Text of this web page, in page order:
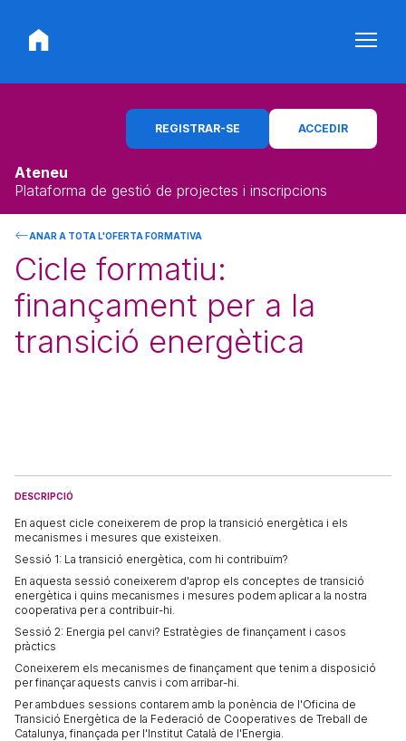
Ateneu
Plataforma de gestió de projectes i inscripcions
REGISTRAR-SE ACCEDIR
ANAR A TOTA L'OFERTA FORMATIVA
Cicle formatiu:
finançament per a la
transició energètica
DESCRIPCIÓ
En aquest cicle coneixerem de prop la transició energètica i els
mecanismes i mesures que existeixen.
Sessió 1: La transició energètica, com hi contribuïm?
En aquesta sessió coneixerem d'aprop els conceptes de transició
energètica i quins mecanismes i mesures podem aplicar a la nostra
cooperativa per a contribuir-hi.
Sessió 2: Energia pel canvi? Estratègies de finançament i casos
pràctics
Coneixerem els mecanismes de finançament que tenim a disposició
per finançar aquests canvis i com arribar-hi.
Per ambdues sessions contarem amb la ponència de l'Oficina de
Transició Energètica de la Federació de Cooperatives de Treball de
Catalunya, finançada per l'Institut Català de l'Energia.